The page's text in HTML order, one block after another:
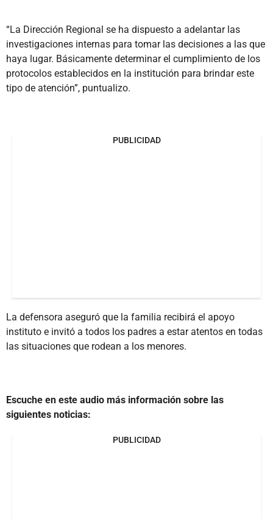
“La Dirección Regional se ha dispuesto a adelantar las
investigaciones internas para tomar las decisiones a las que
haya lugar. Básicamente determinar el cumplimiento de los
protocolos establecidos en la institución para brindar este
tipo de atención”, puntualizo.
PUBLICIDAD
La defensora aseguró que la familia recibirá el apoyo
instituto e invitó a todos los padres a estar atentos en todas
las situaciones que rodean a los menores.
Escuche en este audio más información sobre las
siguientes noticias:
PUBLICIDAD